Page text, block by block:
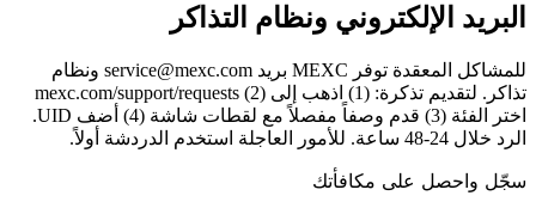
البريد الإلكتروني ونظام التذاكر
للمشاكل المعقدة توفر MEXC بريد service@mexc.com ونظام
تذاكر. لتقديم تذكرة: (1) اذهب إلى mexc.com/support/requests (2)
اختر الفئة (3) قدم وصفاً مفصلاً مع لقطات شاشة (4) أضف UID.
الرد خلال 24-48 ساعة. للأمور العاجلة استخدم الدردشة أولاً.
سجّل واحصل على مكافأتك